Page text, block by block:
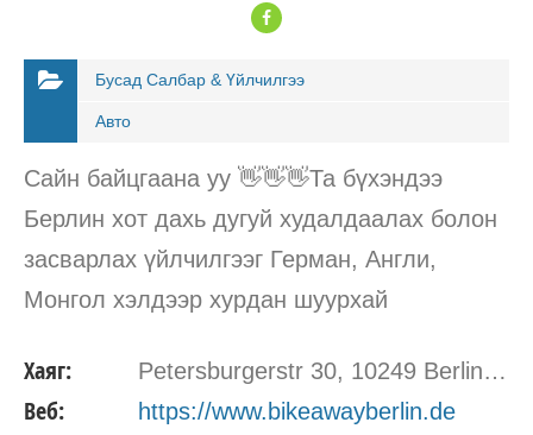
Бусад Салбар & Үйлчилгээ
Авто
Сайн байцгаана уу 👋👋👋Та бүхэндээ
Берлин хот дахь дугуй худалдаалах болон
засварлах үйлчилгээг Герман, Англи,
Монгол хэлдээр хурдан шуурхай
байх болно. 🚴‍♀️🚴‍♂️ Өөрийн дугуйны
асуудлаа шийдвэрлэж чадахгүй байна…
Хаяг: Petersburgerstr 30, 10249 Berlin Bike A-way Berlin
Веб: https://www.bikeawayberlin.de